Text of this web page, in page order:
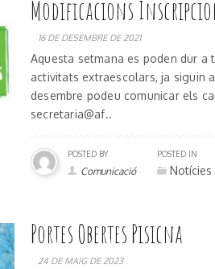
Modificacions
16 DE DESEMBRE DE 2021
Aquesta setmana es poden dur a
activitats extraescolars, ja siguin
desembre podeu comunicar els
secretaria@af..
POSTED BY
Comunicació
POSTED IN
Notícies
Portes Obertes Pisicna
24 DE MAIG DE 2023